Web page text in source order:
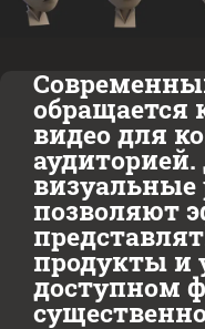
видео для
позволяют
продукты и
доступном